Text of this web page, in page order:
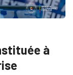
à